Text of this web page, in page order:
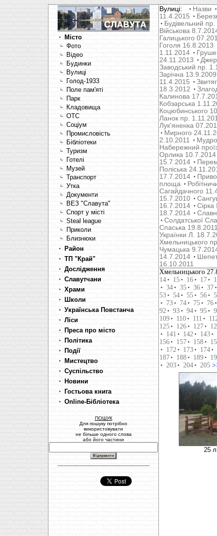
Місто
Фото
Відео
Будинки
Вулиці
Голод-1933
Поле пам'яті
Парк
Кладовища
OTC
Соціум
Промисловість
Бібліотеки
Туризм
Готелі
Музей
Транспорт
Утка
Документи
ВЕЗ "Славута"
Спорт у місті
Steal league
Приколи
Близнюки
Район
ТП "Край"
Дослідження
Славутчани
Храми
Школи
Українська Повстанча
Ліси
Преса про місто
Політика
Події
Мистецтво
Суспільство
Новини
Гостьова книга
Online-Бібліотека
ПОШУК
Для пошуку потрібно
використовувати
не більше одного слова
або його частини
Вулиці:
Назви
11.4.2015
Будівельний
Військова
Галицького
Гоголя 16.8.2013
1.11.2014
24.11.2013
Заводський пр.
Зарічна 13.9.2009
11.4.2015
18.3.2012
Калинова
Кобзарська
Коцюбинського
Ланок пр.
Лук'яненка
Мирного
2.10.2011
Набережний
Орлика 10.7.2014
15.7.2014
Поліська
17.7.2014
площа
Сагайдачного
15.7.2010
16.7.2014
Сірка
18.7.2014
Солдатської
Cпаська
Українки Л.
Хмельницького
Чумацька
14.7.2014
16.10.2011
Хмельницького
14
15 16 17
34
35 36
37
53
54 55 56
73
74 75
76
92
93 94 95
109
110 111
125
126 127
141
142
143
156
157 158
172
173
174
187
188 189
203
204 205
25